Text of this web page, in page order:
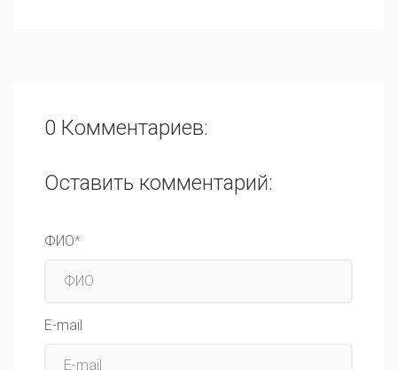
0 Комментариев:
Оставить комментарий:
ФИО*
E-mail